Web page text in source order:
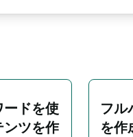
ードを使
ツを作
フル
を作